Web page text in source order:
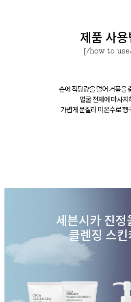
제품 사용
[/how to
손에 적당량을 덜어 거품을
얼굴 전체에 마사지
가볍게 문질러 미온수로 헹
세븐시카 진정
클렌징 스킨